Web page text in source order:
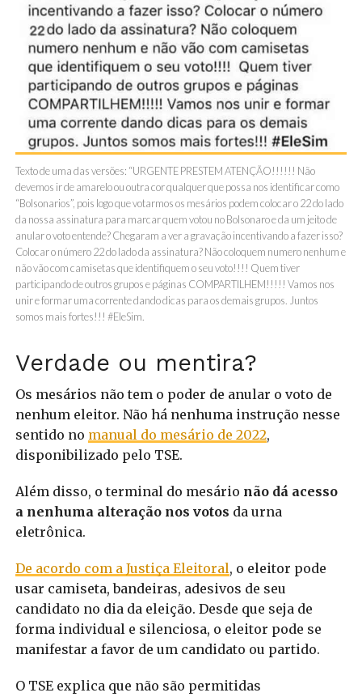
Texto de uma das versões: “URGENTE PRESTEM ATENÇÃO!!!!!! Não
devemos ir de amarelo ou outra cor qualquer que possa nos identificar como
“Bolsonarios”, pois logo que votarmos os mesários podem colocar o 22 do lado
da nossa assinatura para marcar quem votou no Bolsonaro e da um jeito de
anular o voto entende? Chegaram a ver a gravação incentivando a fazer isso?
Colocar o número 22 do lado da assinatura? Não coloquem numero nenhum e
não vão com camisetas que identifiquem o seu voto!!!! Quem tiver
participando de outros grupos e páginas COMPARTILHEM!!!!! Vamos nos
unir e formar uma corrente dando dicas para os demais grupos. Juntos
somos mais fortes!!! #EleSim.
Verdade ou mentira?
Os mesários não tem o poder de anular o voto de
nenhum eleitor. Não há nenhuma instrução nesse
sentido no manual do mesário de 2022,
disponibilizado pelo TSE.
Além disso, o terminal do mesário não dá acesso
a nenhuma alteração nos votos da urna
eletrônica.
De acordo com a Justiça Eleitoral, o eleitor pode
usar camiseta, bandeiras, adesivos de seu
candidato no dia da eleição. Desde que seja de
forma individual e silenciosa, o eleitor pode se
manifestar a favor de um candidato ou partido.
O TSE explica que não são permitidas